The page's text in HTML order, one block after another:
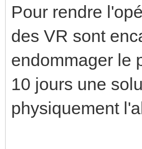
Pour rendre
des VR sont
endommager le
10 jours une
physiquement